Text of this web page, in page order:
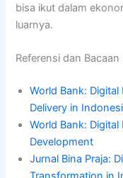
bisa ikut dalam
luarnya.
Referensi dan Bacaan
World Bank:
Delivery in
World Bank:
Development
Jurnal Bina Praja: